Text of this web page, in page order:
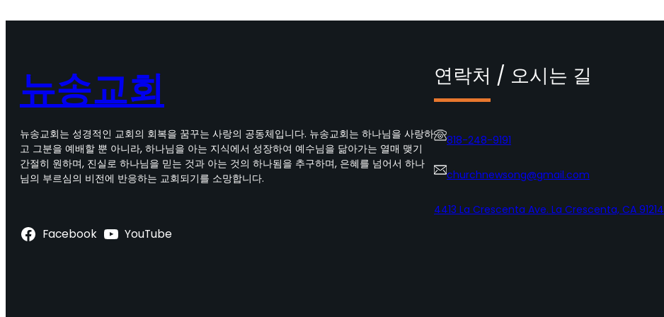
뉴송교회
뉴송교회는 성경적인 교회의 회복을 꿈꾸는 사랑의 공동체입니다. 뉴송교회는 하나님을 사랑하
고 그분을 예배할 뿐 아니라, 하나님을 아는 지식에서 성장하여 예수님을 닮아가는 열매 맺기
간절히 원하며, 진실로 하나님을 믿는 것과 아는 것의 하나됨을 추구하며, 은혜를 넘어서 하나
님의 부르심의 비전에 반응하는 교회되기를 소망합니다.
Facebook YouTube
연락처 / 오시는 길
818-248-9191
churchnewsong@gmail.com
4413 La Crescenta Ave. La Crescenta, CA 91214